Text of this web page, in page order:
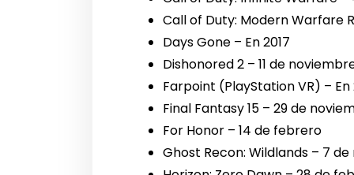
Call of Duty: Modern Warfare
Days Gone – En 2017
Dishonored 2 – 11 de
Farpoint (PlayStation VR) – En
Final Fantasy 15 – 29 de
For Honor – 14 de febrero
Ghost Recon: Wildlands – 7